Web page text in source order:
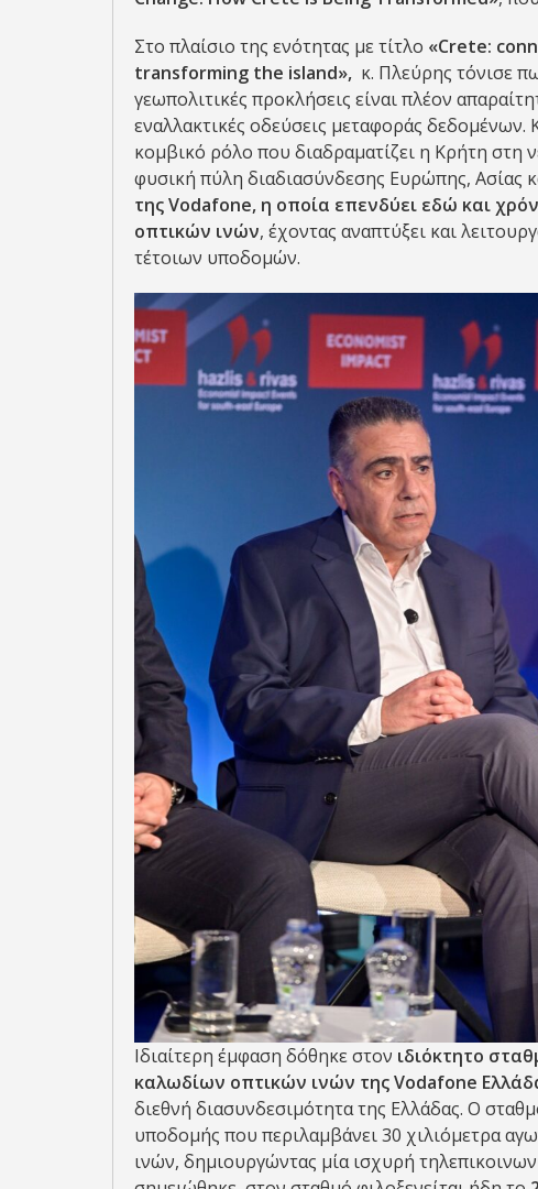
Στο πλαίσιο της ενότητας με τίτλο «Crete:
transforming the island», κ. Πλεύρης τόνισε
γεωπολιτικές προκλήσεις είναι πλέον
εναλλακτικές οδεύσεις μεταφοράς
κομβικό ρόλο που διαδραματίζει η Κρήτη
φυσική πύλη διαδιασύνδεσης Ευρώπης, Ασίας
της Vodafone, η οποία επενδύει εδώ και
οπτικών ινών, έχοντας αναπτύξει και
τέτοιων υποδομών.
Ιδιαίτερη έμφαση δόθηκε στον ιδιόκτητο
καλωδίων οπτικών ινών τηςVodafone
διεθνή διασυνδεσιμότητα της Ελλάδας. Ο
υποδομής που περιλαμβάνει 30 χιλιόμετρα
ινών, δημιουργώντας μία ισχυρή